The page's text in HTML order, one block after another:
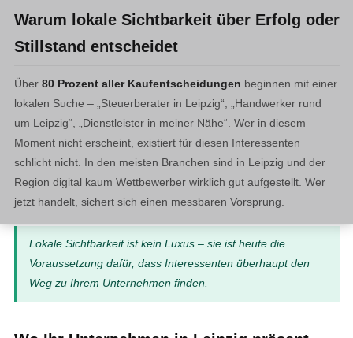
Warum lokale Sichtbarkeit über Erfolg oder
Stillstand entscheidet
Über 80 Prozent aller Kaufentscheidungen beginnen mit einer
lokalen Suche – „Steuerberater in Leipzig“, „Handwerker rund
um Leipzig“, „Dienstleister in meiner Nähe“. Wer in diesem
Moment nicht erscheint, existiert für diesen Interessenten
schlicht nicht. In den meisten Branchen sind in Leipzig und der
Region digital kaum Wettbewerber wirklich gut aufgestellt. Wer
jetzt handelt, sichert sich einen messbaren Vorsprung.
Lokale Sichtbarkeit ist kein Luxus – sie ist heute die
Voraussetzung dafür, dass Interessenten überhaupt den
Weg zu Ihrem Unternehmen finden.